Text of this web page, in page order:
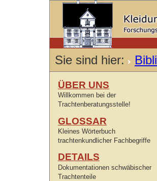
Sie sind hier:
ÜBER UNS
Willkommen bei der
Trachtenberatungsstelle!
GLOSSAR
Kleines Wörterbuch
trachtenkundlicher Fachbegriffe
DETAILS
Dokumentationen schwäbischer
Trachtenteile